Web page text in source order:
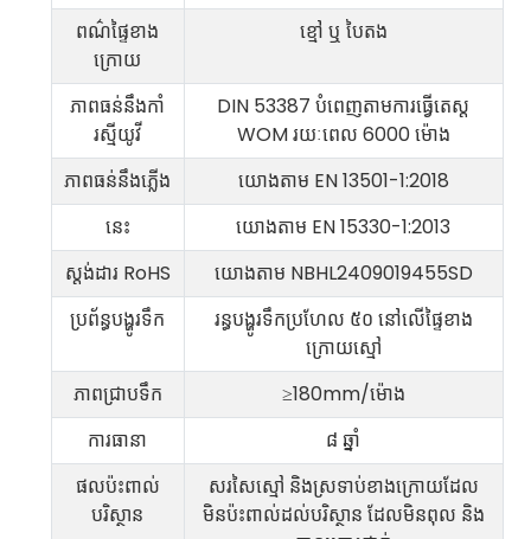
ពណ៌ផ្ទៃខាង
ក្រោយ
ខ្មៅ ឬ បៃតង
ភាពធន់នឹងកាំ
រស្មីយូវី
DIN 53387 បំពេញតាមការធ្វើតេស្ត
WOM រយៈពេល 6000 ម៉ោង
ភាពធន់នឹងភ្លើង
យោងតាម ​​EN 13501-1:2018
នេះ
យោងតាម ​​EN 15330-1:2013
ស្តង់ដារ RoHS
យោងតាម ​​NBHL2409019455SD
ប្រព័ន្ធបង្ហូរទឹក
រន្ធបង្ហូរទឹកប្រហែល ៥០ នៅលើផ្ទៃខាង
ក្រោយស្មៅ
ភាពជ្រាបទឹក
≥180mm/ម៉ោង
ការធានា
៨ ឆ្នាំ
ផលប៉ះពាល់
បរិស្ថាន
សរសៃស្មៅ និងស្រទាប់ខាងក្រោយដែល
មិនប៉ះពាល់ដល់បរិស្ថាន ដែលមិនពុល និង
៧. តើ​វិធីសាស្ត្រ​ទូទាត់​របស់​អ្នក​ជា​អ្វី?
៨. តើអ្នកមានវិញ្ញាបនបត្រអ្វីខ្លះសម្រាប់
ផលិតផលរបស់អ្នក?